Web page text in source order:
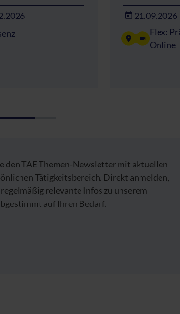
21.09.2026
Flex:
Online
den TAE Themen-Newsletter mit aktuellen
Tätigkeitsbereich. Direkt anmelden,
relevante Infos zu unserem
auf Ihren Bedarf.